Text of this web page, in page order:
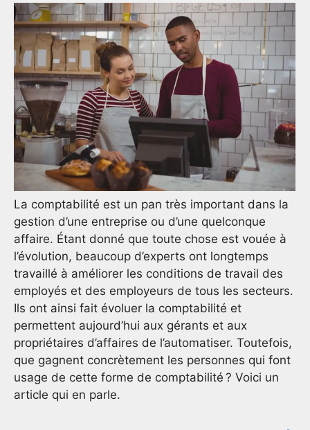
La comptabilité est un pan très important dans la
gestion d’une entreprise ou d’une quelconque
affaire. Étant donné que toute chose est vouée à
l’évolution, beaucoup d’experts ont longtemps
travaillé à améliorer les conditions de travail des
employés et des employeurs de tous les secteurs.
Ils ont ainsi fait évoluer la comptabilité et
permettent aujourd’hui aux gérants et aux
propriétaires d’affaires de l’automatiser. Toutefois,
que gagnent concrètement les personnes qui font
usage de cette forme de comptabilité ? Voici un
article qui en parle.